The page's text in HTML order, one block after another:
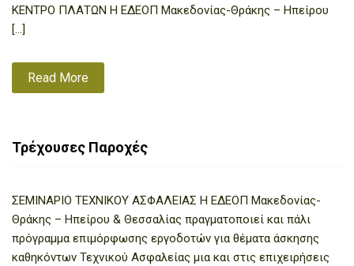
ΚΕΝΤΡΟ ΠΛΑΤΩΝ Η ΕΔΕΟΠ Μακεδονίας-Θράκης – Ηπείρου
[…]
Read More
Τρέχουσες Παροχές
ΣΕΜΙΝΑΡΙΟ ΤΕΧΝΙΚΟΥ ΑΣΦΑΛΕΙΑΣ Η ΕΔΕΟΠ Μακεδονίας-
Θράκης – Ηπείρου & Θεσσαλίας πραγματοποιεί και πάλι
πρόγραμμα επιμόρφωσης εργοδοτών για θέματα άσκησης
καθηκόντων Τεχνικού Ασφαλείας μια και στις επιχειρήσεις